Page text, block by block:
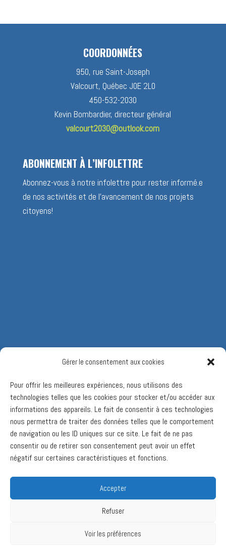
Gérer le consentement aux cookies
Pour offrir les meilleures expériences, nous utilisons des
technologies telles que les cookies pour stocker et/ou accéder aux
informations des appareils. Le fait de consentir à ces technologies
nous permettra de traiter des données telles que le comportement
de navigation ou les ID uniques sur ce site. Le fait de ne pas
consentir ou de retirer son consentement peut avoir un effet
négatif sur certaines caractéristiques et fonctions.
Accepter
Refuser
Voir les préférences
COORDONNÉES
950, rue Saint-Joseph
Valcourt, Québec J0E 2L0
450-532-2030
Kevin Bombardier, directeur général
valcourt2030@outlook.com
ABONNEMENT À L’INFOLETTRE
Abonnez-vous à notre infolettre pour rester informé.e
de nos activités et de l’avancement de nos projets
citoyens!